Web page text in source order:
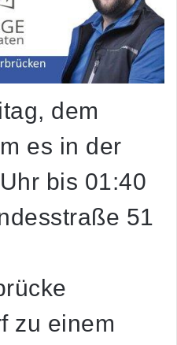
dem
es in der
bis 01:40
51
zu einem